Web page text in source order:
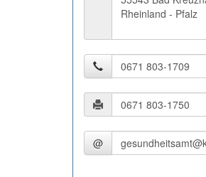
Rheinland - Pfalz
@